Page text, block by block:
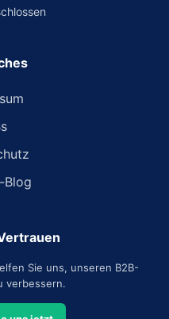
Blog
Sie uns, unseren B2B-
verbessern.